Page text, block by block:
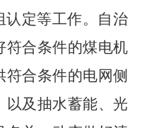
认定等工作。
自治
符合条件的煤电机
合条件的电网侧
以及抽水蓄能、光